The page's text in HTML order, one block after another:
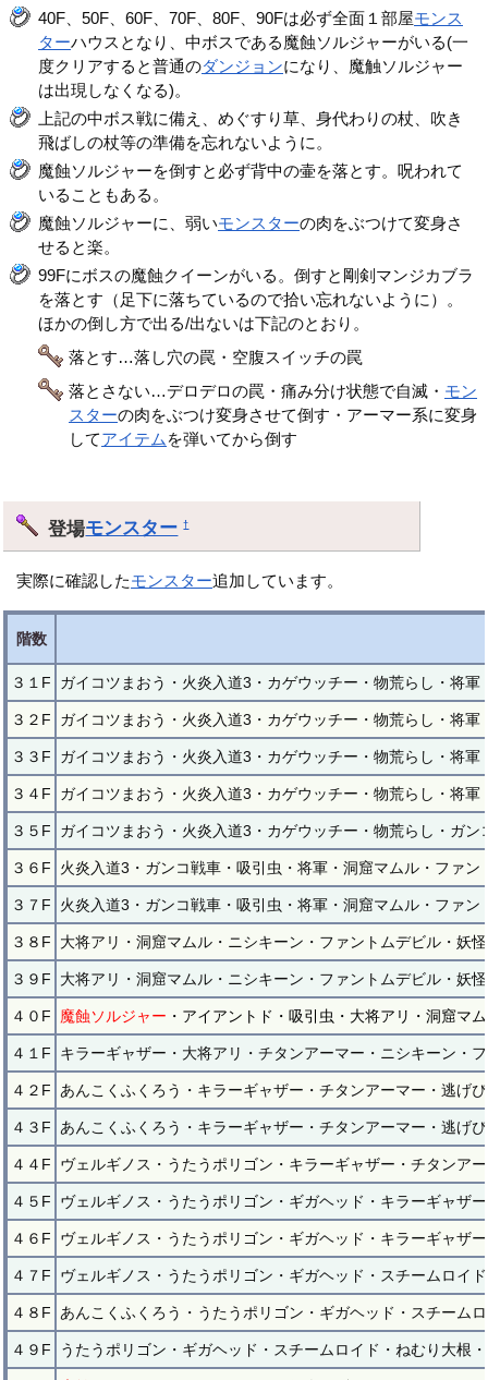
40F、50F、60F、70F、80F、90Fは必ず全面１部屋モンス
ターハウスとなり、中ボスである魔蝕ソルジャーがいる(一
度クリアすると普通のダンジョンになり、魔触ソルジャー
は出現しなくなる)。
上記の中ボス戦に備え、めぐすり草、身代わりの杖、吹き
飛ばしの杖等の準備を忘れないように。
魔蝕ソルジャーを倒すと必ず背中の壷を落とす。呪われて
いることもある。
魔蝕ソルジャーに、弱いモンスターの肉をぶつけて変身さ
せると楽。
99Fにボスの魔蝕クイーンがいる。倒すと剛剣マンジカブラ
を落とす（足下に落ちているので拾い忘れないように）。
ほかの倒し方で出る/出ないは下記のとおり。
落とす…落し穴の罠・空腹スイッチの罠
落とさない…デロデロの罠・痛み分け状態で自滅・ モン
スターの肉をぶつけ変身させて倒す・アーマー系に変身
してアイテム を弾いてから倒す
登場モンスター †
実際に確認したモンスター追加しています。
階数
３１F ガイコツまおう・火炎入道3・カゲウッチー・物荒らし・将
３２F ガイコツまおう・火炎入道3・カゲウッチー・物荒らし・将軍
３３F ガイコツまおう・火炎入道3・カゲウッチー・物荒らし・将
３４F ガイコツまおう・火炎入道3・カゲウッチー・物荒らし・将軍
３５F ガイコツまおう・火炎入道3・カゲウッチー・物荒らし・ガン
３６F 火炎入道3・ガンコ戦車・吸引虫・将軍・洞窟マムル・ファン
３７F 火炎入道3・ガンコ戦車・吸引虫・将軍・洞窟マムル・ファン
３８F 大将アリ・洞窟マムル・ニシキーン・ファントムデビル・妖
３９F 大将アリ・洞窟マムル・ニシキーン・ファントムデビル・妖
４０F 魔蝕ソルジャー ・アイアントド・吸引虫・大将アリ・洞窟マ
４１F キラーギャザー・大将アリ・チタンアーマー・ニシキーン・
４２F あんこくふくろう・キラーギャザー・チタンアーマー・逃げ
４３F あんこくふくろう・キラーギャザー・チタンアーマー・逃げ
４４F ヴェルギノス・うたうポリゴン・キラーギャザー・チタンア
４５F ヴェルギノス・うたうポリゴン・ギガヘッド・キラーギャザ
４６F ヴェルギノス・うたうポリゴン・ギガヘッド・キラーギャザ
４７F ヴェルギノス・うたうポリゴン・ギガヘッド・スチームロイ
４８F あんこくふくろう・うたうポリゴン・ギガヘッド・スチーム
４９F うたうポリゴン・ギガヘッド・スチームロイド・ねむり大根